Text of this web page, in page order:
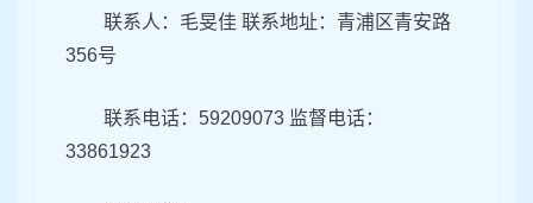
联系人：毛旻佳 联系地址：青浦区青安路
356号
联系电话：59209073 监督电话：
33861923